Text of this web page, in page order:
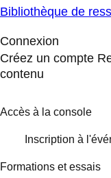
Bibliothèque de
Connexion
Créez un compte
contenu
Accès à la console
Inscription à
Formations et essais